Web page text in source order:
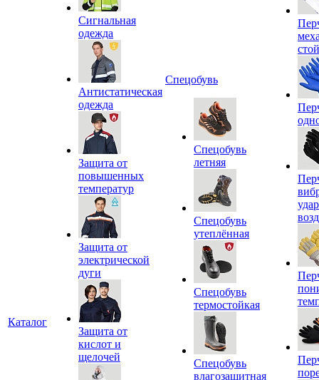
Каталог
Сигнальная
одежда
Антистатическая
одежда
Защита от
повышенных
температур
Защита от
электрической
дуги
Защита от
кислот и
щелочей
Спецобувь
Спецобувь
летняя
Спецобувь
утеплённая
Спецобувь
термостойкая
Спецобувь
влагозащитная